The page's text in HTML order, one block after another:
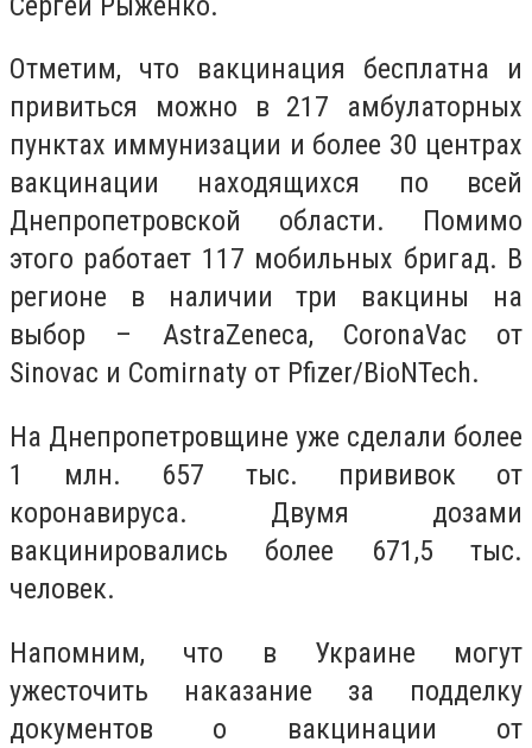
Отметим, что вакцинация бесплатна и
привиться можно в 217 амбулаторных
пунктах иммунизации и более 30 центрах
вакцинации находящихся по всей
Днепропетровской области. Помимо
этого работает 117 мобильных бригад. В
регионе в наличии три вакцины на
выбор – AstraZeneca, CoronaVac от
Sinovac и Comirnaty от Pfizer/BioNTech.
На Днепропетровщине уже сделали более
1 млн. 657 тыс. прививок от
коронавируса. Двумя дозами
вакцинировались более 671,5 тыс.
человек.
Напомним, что в Украине могут
ужесточить наказание за подделку
документов о вакцинации от